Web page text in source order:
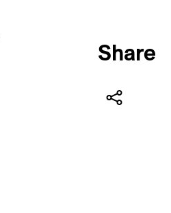
Share